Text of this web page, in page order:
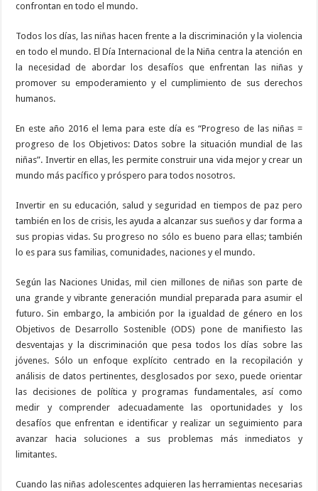
confrontan en todo el mundo.
Todos los días, las niñas hacen frente a la discriminación y la violencia
en todo el mundo. El Día Internacional de la Niña centra la atención en
la necesidad de abordar los desafíos que enfrentan las niñas y
promover su empoderamiento y el cumplimiento de sus derechos
humanos.
En este año 2016 el lema para este día es “Progreso de las niñas =
progreso de los Objetivos: Datos sobre la situación mundial de las
niñas”. Invertir en ellas, les permite construir una vida mejor y crear un
mundo más pacífico y próspero para todos nosotros.
Invertir en su educación, salud y seguridad en tiempos de paz pero
también en los de crisis, les ayuda a alcanzar sus sueños y dar forma a
sus propias vidas. Su progreso no sólo es bueno para ellas; también
lo es para sus familias, comunidades, naciones y el mundo.
Según las Naciones Unidas, mil cien millones de niñas son parte de
una grande y vibrante generación mundial preparada para asumir el
futuro. Sin embargo, la ambición por la igualdad de género en los
Objetivos de Desarrollo Sostenible (ODS) pone de manifiesto las
desventajas y la discriminación que pesa todos los días sobre las
jóvenes. Sólo un enfoque explícito centrado en la recopilación y
análisis de datos pertinentes, desglosados por sexo, puede orientar
las decisiones de política y programas fundamentales, así como
medir y comprender adecuadamente las oportunidades y los
desafíos que enfrentan e identificar y realizar un seguimiento para
avanzar hacia soluciones a sus problemas más inmediatos y
limitantes.
Cuando las niñas adolescentes adquieren las herramientas necesarias